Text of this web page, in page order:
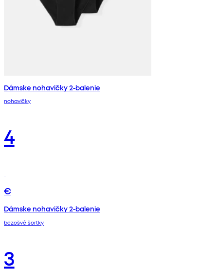
Dámske nohavičky 2-balenie
nohavičky
4
€
Dámske nohavičky 2-balenie
bezošvé šortky
3